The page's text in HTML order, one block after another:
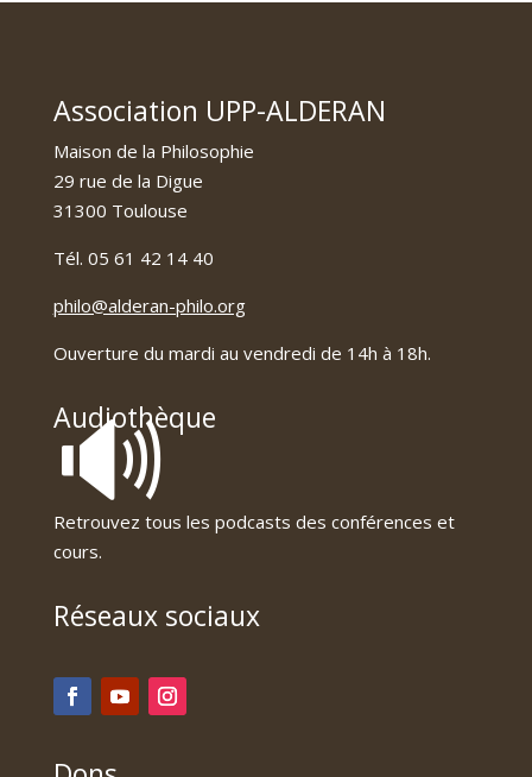
Association UPP-ALDERAN
Maison de la Philosophie
29 rue de la Digue
31300 Toulouse
Tél. 05 61 42 14 40
philo@alderan-philo.org
Ouverture du mardi au vendredi de 14h à 18h.
Audiothèque
🔊
Retrouvez tous les podcasts des conférences et
cours.
Réseaux sociaux